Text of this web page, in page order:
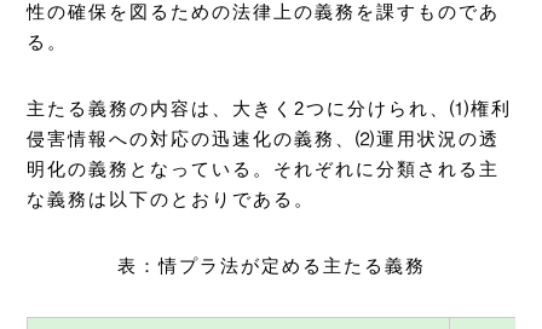
性の確保を図るための法律上の義務を課すものであ
る。
主たる義務の内容は、大きく2つに分けられ、⑴権利
侵害情報への対応の迅速化の義務、⑵運用状況の透
明化の義務となっている。それぞれに分類される主
な義務は以下のとおりである。
表：情プラ法が定める主たる義務